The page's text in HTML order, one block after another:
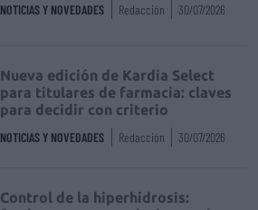
NOTICIAS Y NOVEDADES Redacción 30/07/2026
Nueva edición de Kardia Select
para titulares de farmacia: claves
para decidir con criterio
NOTICIAS Y NOVEDADES Redacción 30/07/2026
Control de la hiperhidrosis: